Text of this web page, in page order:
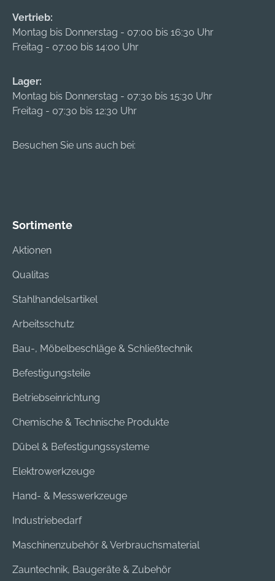
Vertrieb:
Montag bis Donnerstag - 07:00 bis 16:30 Uhr
Freitag - 07:00 bis 14:00 Uhr
Lager:
Montag bis Donnerstag - 07:30 bis 15:30 Uhr
Freitag - 07:30 bis 12:30 Uhr
Besuchen Sie uns auch bei:
Sortimente
Aktionen
Qualitas
Stahlhandelsartikel
Arbeitsschutz
Bau-, Möbelbeschläge & Schließtechnik
Befestigungsteile
Betriebseinrichtung
Chemische & Technische Produkte
Dübel & Befestigungssysteme
Elektrowerkzeuge
Hand- & Messwerkzeuge
Industriebedarf
Maschinenzubehör & Verbrauchsmaterial
Zauntechnik, Baugeräte & Zubehör